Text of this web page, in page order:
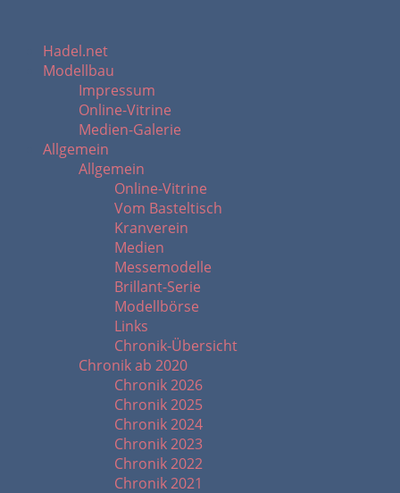
Hadel.net
Modellbau
Impressum
Online-Vitrine
Medien-Galerie
Allgemein
Allgemein
Online-Vitrine
Vom Basteltisch
Kranverein
Medien
Messemodelle
Brillant-Serie
Modellbörse
Links
Chronik-Übersicht
Chronik ab 2020
Chronik 2026
Chronik 2025
Chronik 2024
Chronik 2023
Chronik 2022
Chronik 2021